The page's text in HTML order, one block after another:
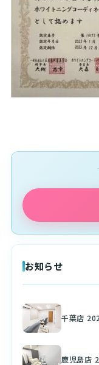
お知らせ
千葉店
鹿児島店